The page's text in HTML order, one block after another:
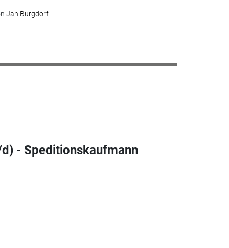
Jan Burgdorf
- Speditionskaufmann